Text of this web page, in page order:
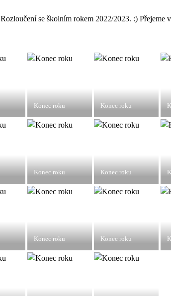
Rozloučení se školním rokem 2022/2023. :) Přejeme
Konec roku Konec roku
Konec roku Konec roku
Konec roku Konec roku